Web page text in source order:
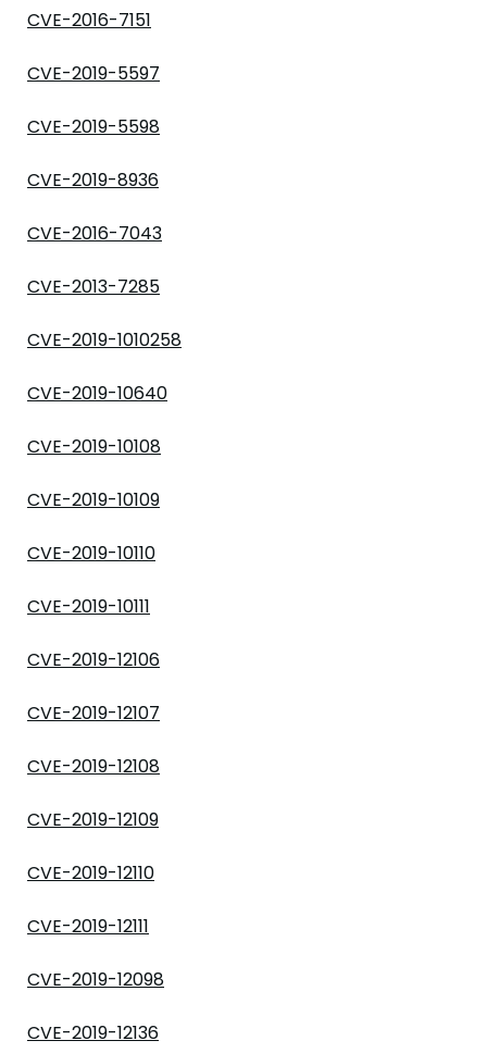
CVE-2016-7151
CVE-2019-5597
CVE-2019-5598
CVE-2019-8936
CVE-2016-7043
CVE-2013-7285
CVE-2019-1010258
CVE-2019-10640
CVE-2019-10108
CVE-2019-10109
CVE-2019-10110
CVE-2019-10111
CVE-2019-12106
CVE-2019-12107
CVE-2019-12108
CVE-2019-12109
CVE-2019-12110
CVE-2019-12111
CVE-2019-12098
CVE-2019-12136